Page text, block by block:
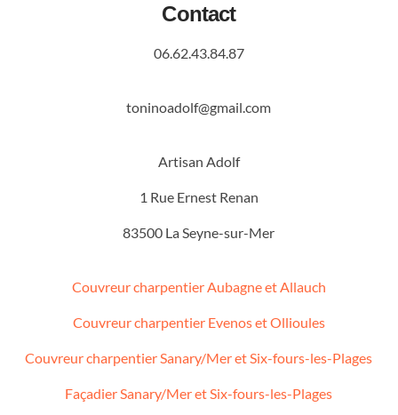
Contact
06.62.43.84.87
toninoadolf@gmail.com
Artisan Adolf
1 Rue Ernest Renan
83500 La Seyne-sur-Mer
Couvreur charpentier Aubagne et Allauch
Couvreur charpentier Evenos et Ollioules
Couvreur charpentier Sanary/Mer et Six-fours-les-Plages
Façadier Sanary/Mer et Six-fours-les-Plages